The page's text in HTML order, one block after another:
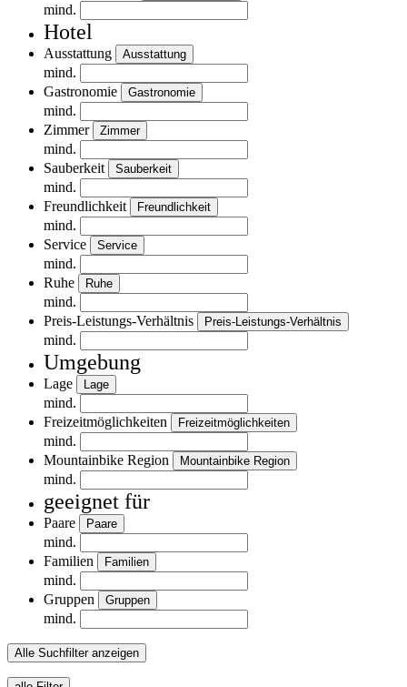
mind.
Hotel
Ausstattung Ausstattung
mind.
Gastronomie
Gastronomie
mind.
Zimmer
Zimmer
mind.
Sauberkeit
Sauberkeit
mind.
Freundlichkeit
Freundlichkeit
mind.
Service
Service
mind.
Ruhe
Ruhe
mind.
Preis-Leistungs-Verhältnis
Preis-Leistungs-Verhältnis
mind.
Umgebung
Lage Lage
mind.
Freizeitmöglichkeiten
Freizeitmöglichkeiten
mind.
Mountainbike Region
Mountainbike Region
mind.
geeignet für
Paare Paare
mind.
Familien
Familien
mind.
Gruppen
Gruppen
mind.
Alle Suchfilter anzeigen